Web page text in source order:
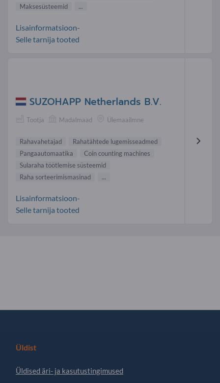
Maksesüsteemid
...
Lisainformatsioon-
Selle tarnija tooted
SUZOHAPP Netherlands B.V.
Tootja Madalmaad Ülemaailmne
Rahavahetajad
Rahatähtede lugemisseadmed
Pangaautomaatika
Coin counting machines
Sularaha töötlemise süsteemid
Raha sorteerimismasinad
...
Lisainformatsioon-
Selle tarnija tooted
Üldist
Üldised äri- ja kasutustingimused